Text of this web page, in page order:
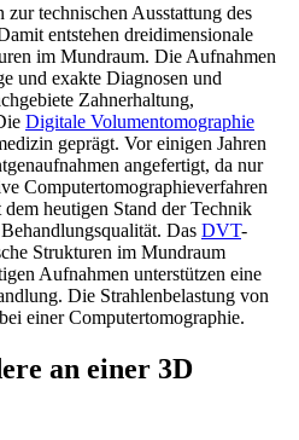
zur technischen Ausstattung des
entstehen dreidimensionale
im Mundraum. Die Aufnahmen
und exakte Diagnosen und
Zahnerhaltung,
Digitale Volumentomographie
geprägt. Vor einigen Jahren
angefertigt, da nur
Computertomographieverfahren
heutigen Stand der Technik
Das DVT-
Strukturen im Mundraum
Aufnahmen unterstützen eine
Die Strahlenbelastung von
einer Computertomographie.
an einer 3D